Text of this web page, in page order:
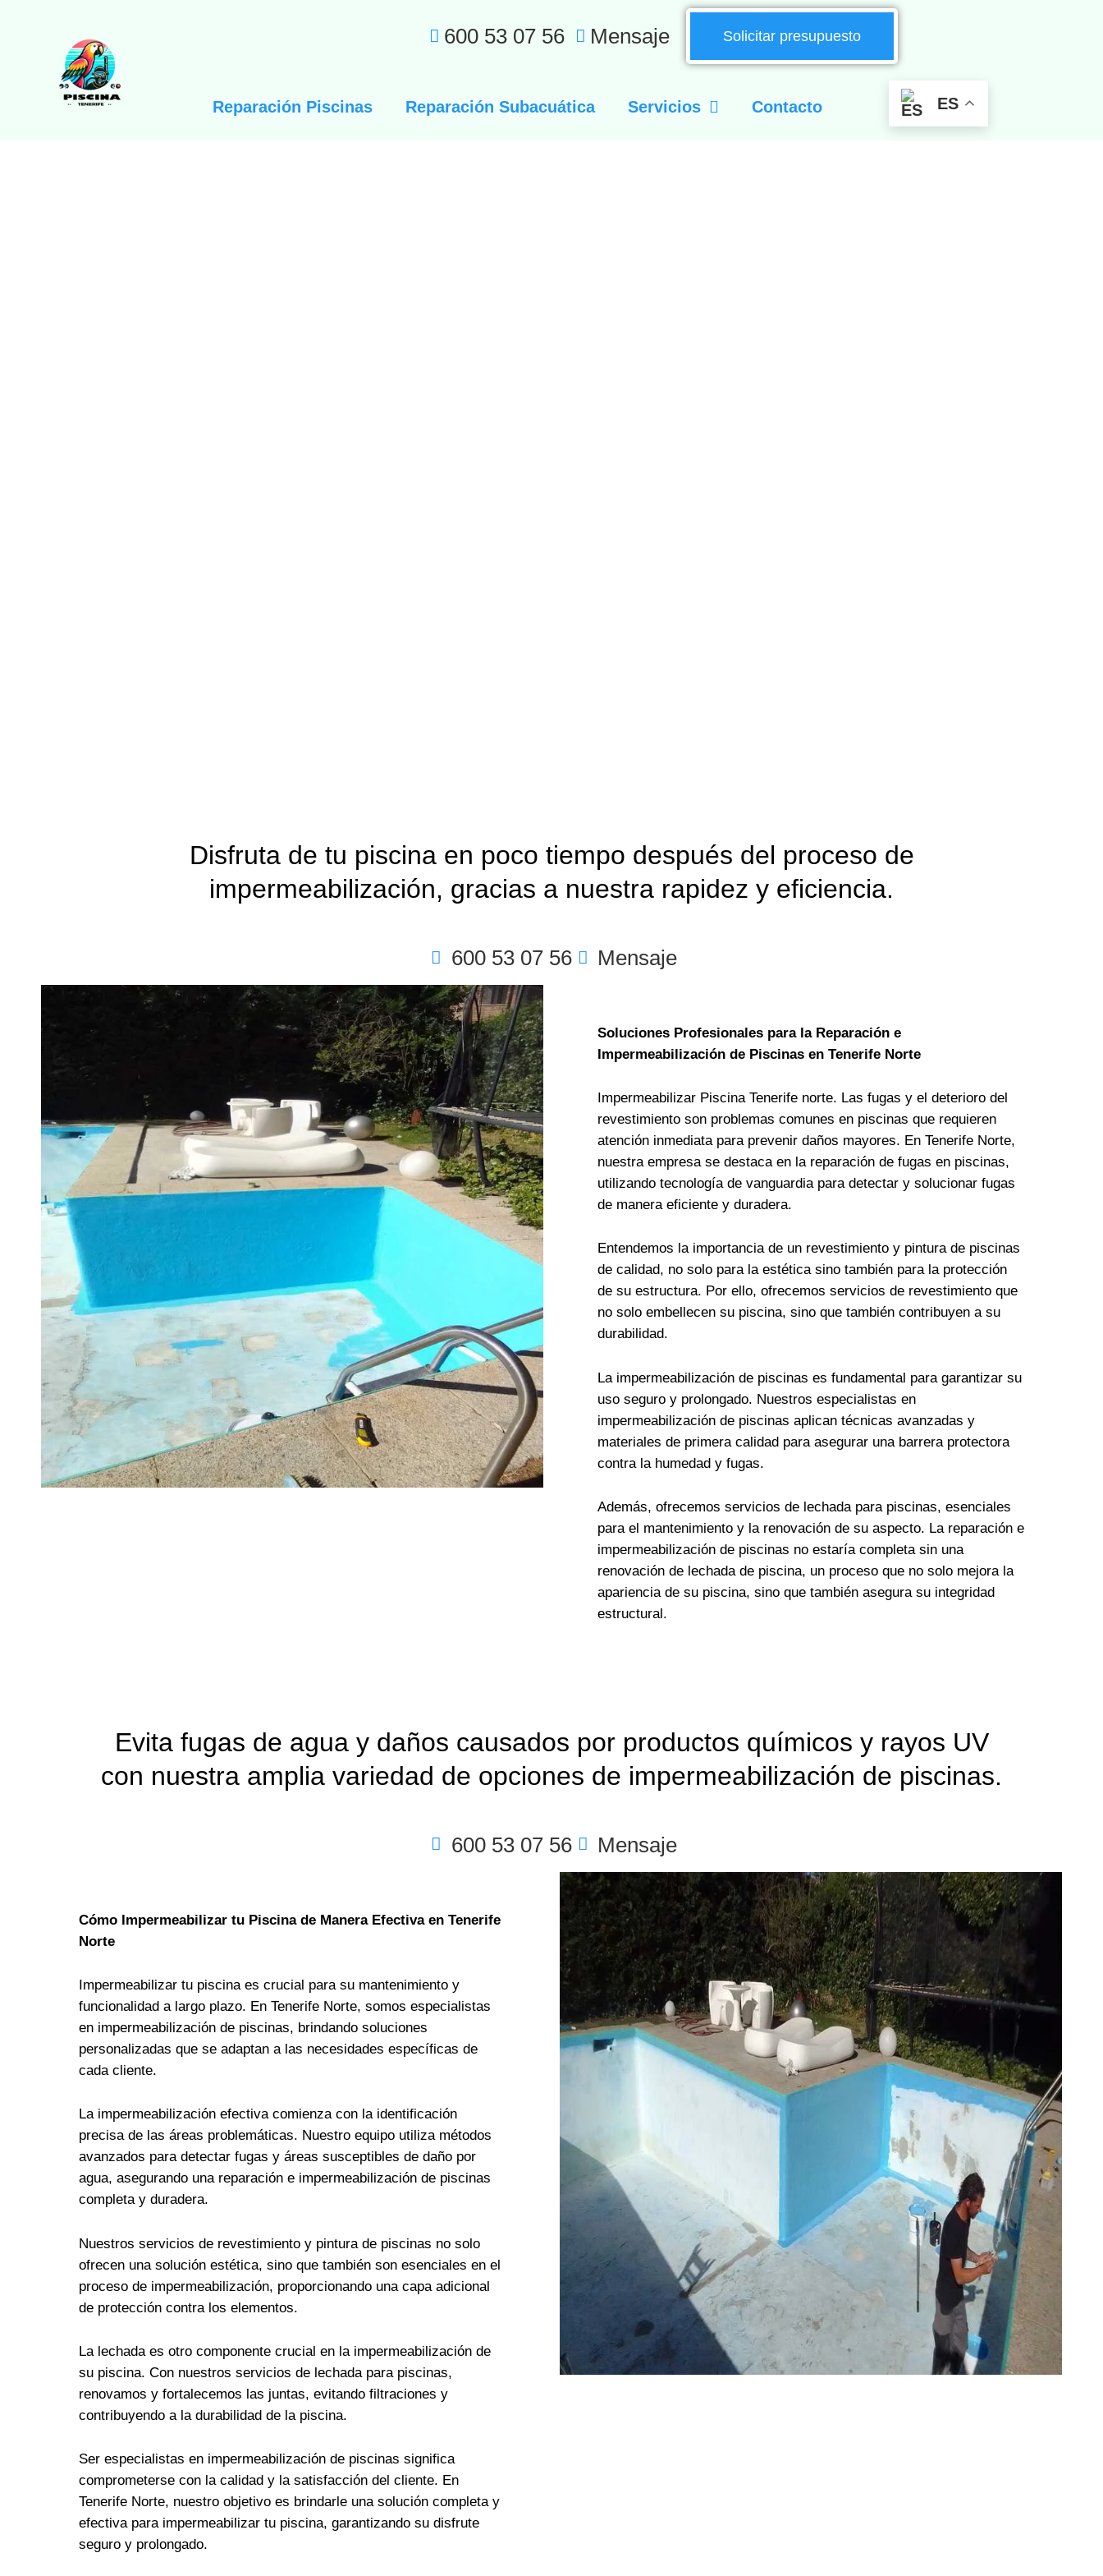
600 53 07 56 Mensaje Solicitar presupuesto
Reparación Piscinas Reparación Subacuática Servicios Contacto ES
Disfruta de tu piscina en poco tiempo después del proceso de
impermeabilización, gracias a nuestra rapidez y eficiencia.
600 53 07 56 Mensaje
Soluciones Profesionales para la Reparación e
Impermeabilización de Piscinas en Tenerife Norte
Impermeabilizar Piscina Tenerife norte. Las fugas y el deterioro del
revestimiento son problemas comunes en piscinas que requieren
atención inmediata para prevenir daños mayores. En Tenerife Norte,
nuestra empresa se destaca en la reparación de fugas en piscinas,
utilizando tecnología de vanguardia para detectar y solucionar fugas
de manera eficiente y duradera.
Entendemos la importancia de un revestimiento y pintura de piscinas
de calidad, no solo para la estética sino también para la protección
de su estructura. Por ello, ofrecemos servicios de revestimiento que
no solo embellecen su piscina, sino que también contribuyen a su
durabilidad.
La impermeabilización de piscinas es fundamental para garantizar su
uso seguro y prolongado. Nuestros especialistas en
impermeabilización de piscinas aplican técnicas avanzadas y
materiales de primera calidad para asegurar una barrera protectora
contra la humedad y fugas.
Además, ofrecemos servicios de lechada para piscinas, esenciales
para el mantenimiento y la renovación de su aspecto. La reparación e
impermeabilización de piscinas no estaría completa sin una
renovación de lechada de piscina, un proceso que no solo mejora la
apariencia de su piscina, sino que también asegura su integridad
estructural.
Evita fugas de agua y daños causados por productos químicos y rayos UV
con nuestra amplia variedad de opciones de impermeabilización de piscinas.
600 53 07 56 Mensaje
Cómo Impermeabilizar tu Piscina de Manera Efectiva en Tenerife
Norte
Impermeabilizar tu piscina es crucial para su mantenimiento y
funcionalidad a largo plazo. En Tenerife Norte, somos especialistas
en impermeabilización de piscinas, brindando soluciones
personalizadas que se adaptan a las necesidades específicas de
cada cliente.
La impermeabilización efectiva comienza con la identificación
precisa de las áreas problemáticas. Nuestro equipo utiliza métodos
avanzados para detectar fugas y áreas susceptibles de daño por
agua, asegurando una reparación e impermeabilización de piscinas
completa y duradera.
Nuestros servicios de revestimiento y pintura de piscinas no solo
ofrecen una solución estética, sino que también son esenciales en el
proceso de impermeabilización, proporcionando una capa adicional
de protección contra los elementos.
La lechada es otro componente crucial en la impermeabilización de
su piscina. Con nuestros servicios de lechada para piscinas,
renovamos y fortalecemos las juntas, evitando filtraciones y
contribuyendo a la durabilidad de la piscina.
Ser especialistas en impermeabilización de piscinas significa
comprometerse con la calidad y la satisfacción del cliente. En
Tenerife Norte, nuestro objetivo es brindarle una solución completa y
efectiva para impermeabilizar tu piscina, garantizando su disfrute
seguro y prolongado.